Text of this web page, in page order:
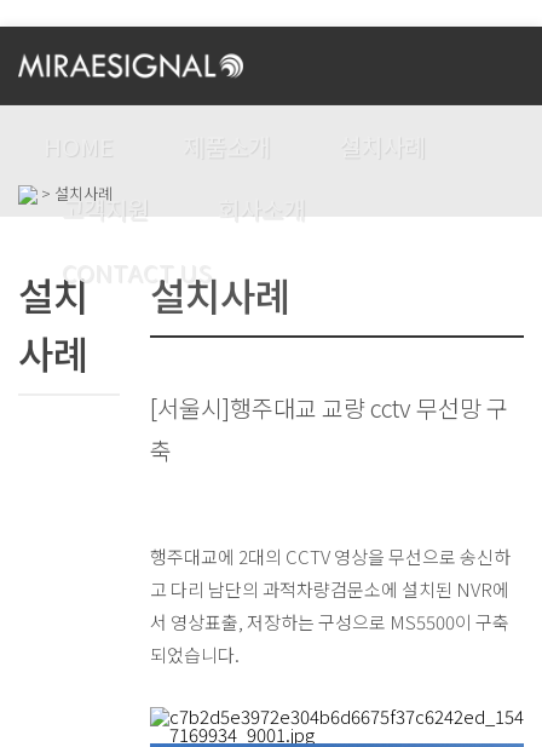
HOME 제품소개
설치사례
고객지원
회사소개
CONTACT US
> 설치사례
설치사례
[서울시]행주대교 교량 cctv 무선망 구
축
행주대교에 2대의 CCTV 영상을 무선으로 송신하
고 다리 남단의 과적차량검문소에 설치된 NVR에
서 영상표출, 저장하는 구성으로 MS5500이 구축
되었습니다.
설치
사례